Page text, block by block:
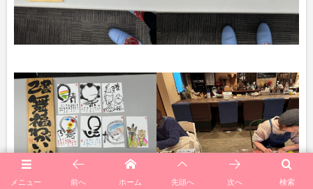
メニュー 検索
前へ ホーム 先頭へ 次へ